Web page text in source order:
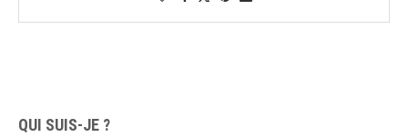
QUI SUIS-JE ?